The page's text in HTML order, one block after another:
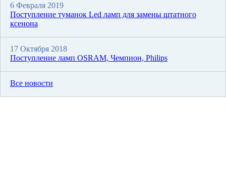
6 Февраля 2019
Поступление туманок Led ламп для замены штатного
ксенона
17 Октября 2018
Поступление ламп OSRAM, Чемпион, Philips
Все новости